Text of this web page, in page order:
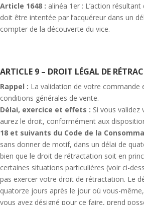
Article 1648 : alinéa 1er : L’action
doit être intentée par l’acquéreur dans un
compter de la découverte du vice.
ARTICLE 9 – DROIT LÉGAL DE
Rappel : La validation de votre commande
conditions générales de vente.
Délai, exercice et effets : Si vous
aurez le droit, conformément aux
18 et suivants du Code de la
sans donner de motif, dans un délai de
bien que le droit de rétractation soit en
certaines situations particulières (voir ci-
pas exercer votre droit de rétractation. Le
quatorze jours après le jour où vous-
vous avez désigné pour ce faire, prend